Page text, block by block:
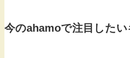
今のahamoで注目した